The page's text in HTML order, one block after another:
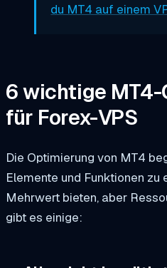
du MT4 auf einem
6 wichtige
für Forex-VPS
Die Optimierung von MT4
Elemente und Funktionen zu
Mehrwert bieten, aber
gibt es einige: